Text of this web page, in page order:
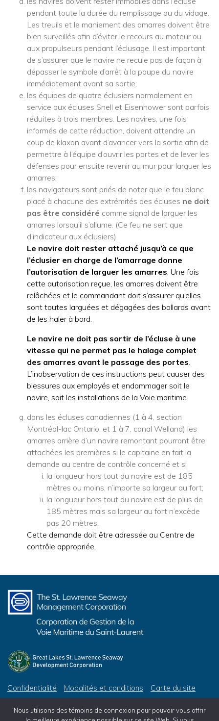
pendant toute la durée du remplissage ou du vidage.
Les treuils et le maniement des amarres doivent être
bien surveillés afin d’éviter le recours au moteur ou
aux propulseurs pendant l’éclusage. Il est important
de s’assurer que le navire ne recule pas de façon à
dépasser le symbole d’arrêt à la poupe du navire
immédiatement avant sa sortie;
les équipes de quatre éclusiers normalement en
service aux écluses Snell et Eisenhower sont parfois
réduites à trois membres. Les navires, une fois
informés de cette réduction, doivent attendre un
coup de klaxon avant d’avancer vers la sortie afin de
permettre à l’équipe d’ouvrir les portes et de lever les
défenses pour ensuite revenir au mur pour larguer les
amarres;
les navigateurs sont priés de noter que le feu blanc
placé à chacune des extrémités des écluses ne doit
pas être considéré comme signal de larguer les
amarres lorsqu’il s’allume. (Ce feu ne sert que
d’indicateur aux éclusiers).
Le navire doit rester attaché jusqu’à ce que
l’éclusier en charge de l’amarrage donne
l’autorisation de larguer les amarres . Une fois
cette autorisation reçue, les amarres doivent être
relâchées et le commandant doit s’assurer qu’elles
sont toutes larguées et dégagées des bollards avant
de les haler à bord.
Le navire ne doit pas sortir de l’écluse à une
vitesse qui ne permet pas le halage complet
des amarres avant le passage des portes
L’inobservation de ces instructions peut causer des
blessures aux employés et endommager soit le
navire, soit les installations de la Voie maritime.
dans les écluses canadiennes (1 à 4, section
Montréal-lac Ontario, et 1 à 7, canal Welland) les
amarres arrière d’un navire remontant pourront être
attachées les premières si le capitaine en fait la
demande au centre de contrôle concerné et si
la longueur hors tout du navire est de 185
mètres ou moins, n’importe sa largeur au fort;
la longueur hors tout du navire est de plus de
185 mètres mais sa largeur au fort n’excède
pas 20 mètres.
Cette demande doit être adressée au Centre de
contrôle appropriée.
Confidentialité Modalités et conditions Carte du site
© 2026 Great Lakes St. Lawrence Seaway Development Corporation, All Rights Reserved
Nous utilisons des témoins de connexion pour pouvoir vous offrir